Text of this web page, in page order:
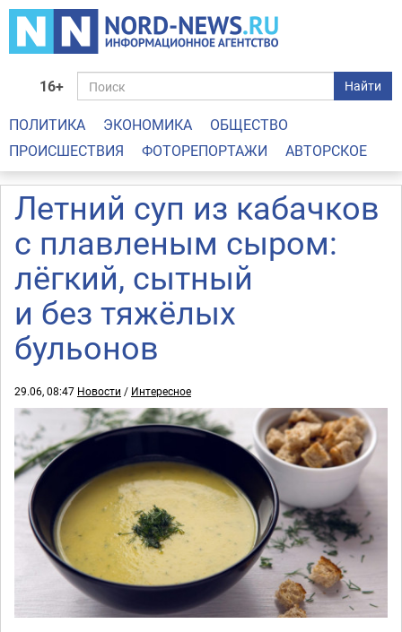
16+ Найти
ПОЛИТИКА ЭКОНОМИКА
ОБЩЕСТВО
ПРОИСШЕСТВИЯ
ФОТОРЕПОРТАЖИ АВТОРСКОЕ
Летний суп из кабачков
с плавленым сыром:
лёгкий, сытный
и без тяжёлых
бульонов
29.06, 08:47 Новости / Интересное